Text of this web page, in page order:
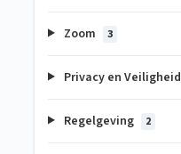
Zoom 3
Privacy en Veiligheid
Regelgeving 2